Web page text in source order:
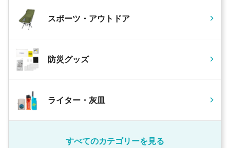
スポーツ・アウトドア
防災グッズ
ライター・灰皿
すべてのカテゴリーを見る